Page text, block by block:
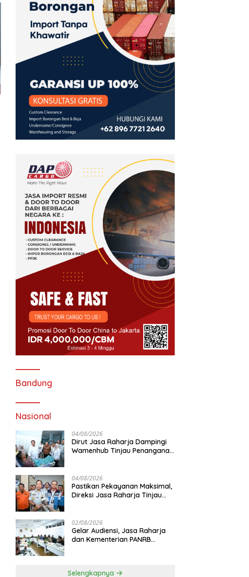
Bandung
Nasional
04/08/2026
Dirut Jasa Raharja Dampingi
Wamenhub Tinjau Penanganan
04/08/2026
Pastikan Pekayanan Maksimal,
Direksi Jasa Raharja Tinjau
02/08/2026
Gelar Audiensi, Jasa Raharja
dan Kementerian PANRB
Selengkapnya